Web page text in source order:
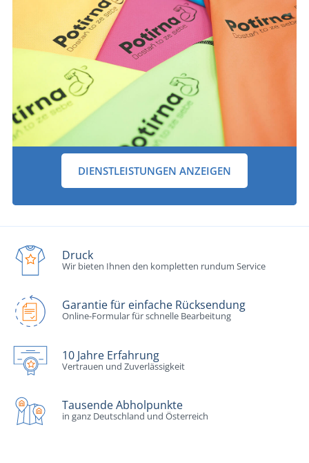
DIENSTLEISTUNGEN ANZEIGEN
Druck
Wir bieten Ihnen den kompletten rundum Service
Garantie für einfache Rücksendung
Online-Formular für schnelle Bearbeitung
10 Jahre Erfahrung
Vertrauen und Zuverlässigkeit
Tausende Abholpunkte
in ganz Deutschland und Österreich